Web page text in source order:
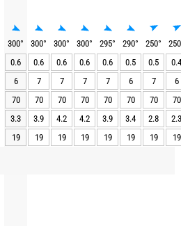
300° 300° 300° 300° 295° 290° 250°
250
0.6
0.6 0.6 0.6 0.6 0.5 0.5
0.4
6
7 7 7 7 6 7
6
70
70 70 70 70 70 70
70
3.3
3.9 4.2 4.2 3.9 3.4 2.8
2.3
19
19 19 19 19 19 19 19